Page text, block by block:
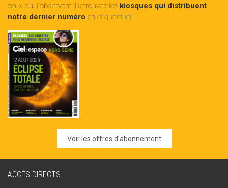
ceux qui l'observent. Retrouvez les kiosques qui distribuent
notre dernier numéro en cliquant ici
Voir les offres d'abonnement
ACCÈS DIRECTS